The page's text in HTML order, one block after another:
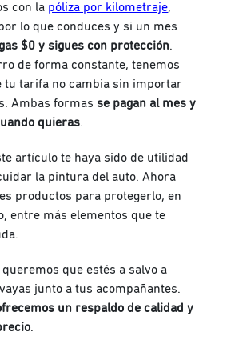
con la póliza por kilometraje,
lo que conduces y si un mes
$0 y sigues con protección.
de forma constante, tenemos
tu tarifa no cambia sin importar
Ambas formasse pagan al mes y
quieras.
artículo te haya sido de utilidad
la pintura del auto. Ahora
productos para protegerlo, en
entre más elementos que te
queremos que estés a salvo a
junto a tus acompañantes.
un respaldo de calidad y
.